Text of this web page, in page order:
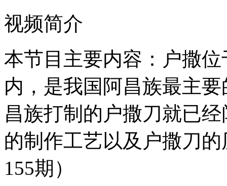
视频简介
本节目主要内容：户撒
内，是我国阿昌族最主
昌族打制的户撒刀就已
的制作工艺以及户撒刀
155期）